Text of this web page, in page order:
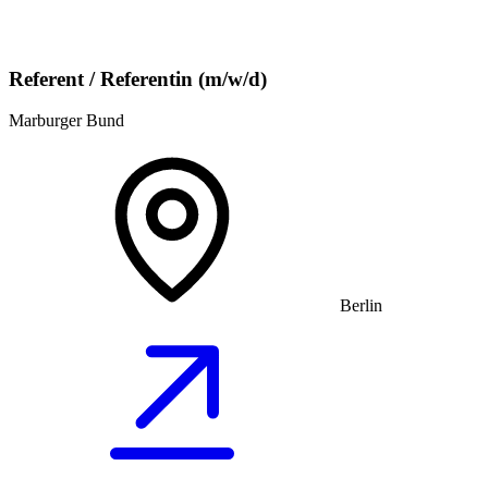
Referent / Referentin (m/w/d)
Marburger Bund
Berlin